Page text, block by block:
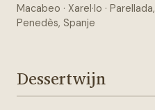
Macabeo · Xarel·lo · Parellada,
Penedès, Spanje
Dessertwijn